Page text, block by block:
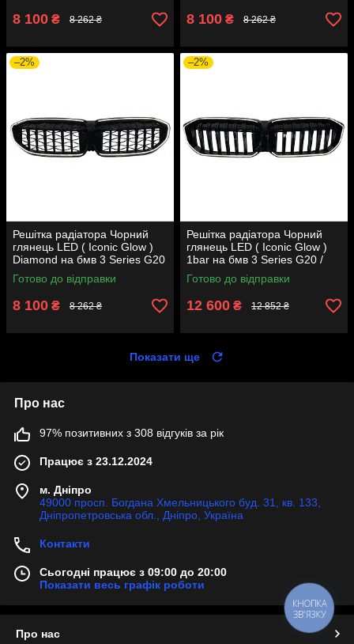
8 100 ₴ 8 262 ₴ 8 100 ₴ 8 262 ₴
–2%
Решітка радіатора Чорний
глянець LED ( Iconic Glow )
Diamond на бмв 3 Series G20
/ G21 2018-2022 року
Готово до відправки
8 100 ₴ 8 262 ₴
–2%
Решітка радіатора Чорний
глянець LED ( Iconic Glow )
1bar на бмв 3 Series G20 /
G21 2022-2024 року
Готово до відправки
12 600 ₴ 12 852 ₴
Показати ще
Про нас
97% позитивних з 308 відгуків за рік
Працює з 23.12.2024
м. Дніпро
49000 просп. Богдана Хмельницького буд. 31, кв. 133,
Дніпропетровська обл., Дніпро, Україна
Контакти
Сьогодні працює з 09:00 до 20:00
Показати весь графік роботи
Про нас
КНОПКА
ЗВ'ЯЗКУ